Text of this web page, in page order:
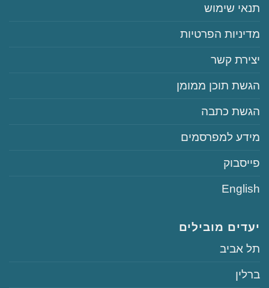
‏‏תנאי שימוש
‏‏מדיניות הפרטיות
‏יצירת קשר
‏הגשת תוכן ממומן
‏הגשת כתבה
‏‏מידע למפרסמים
‏פייסבוק
English
יעדים מובילים
‏תל אביב
‏ברלין